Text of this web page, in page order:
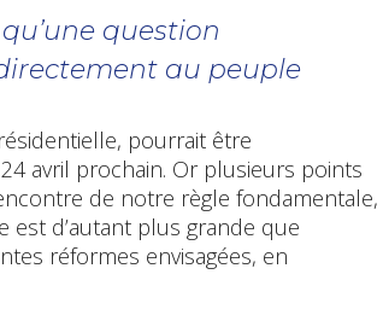
question
au peuple
pourrait être
avril prochain. Or plusieurs points
de notre règle fondamentale,
est d’autant plus grande que
réformes envisagées, en